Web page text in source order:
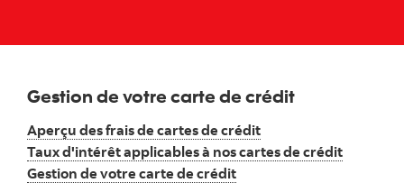
Gestion de votre carte de crédit
Aperçu des frais de cartes de crédit
Taux d'intérêt applicables à nos cartes de crédit
Gestion de votre carte de crédit